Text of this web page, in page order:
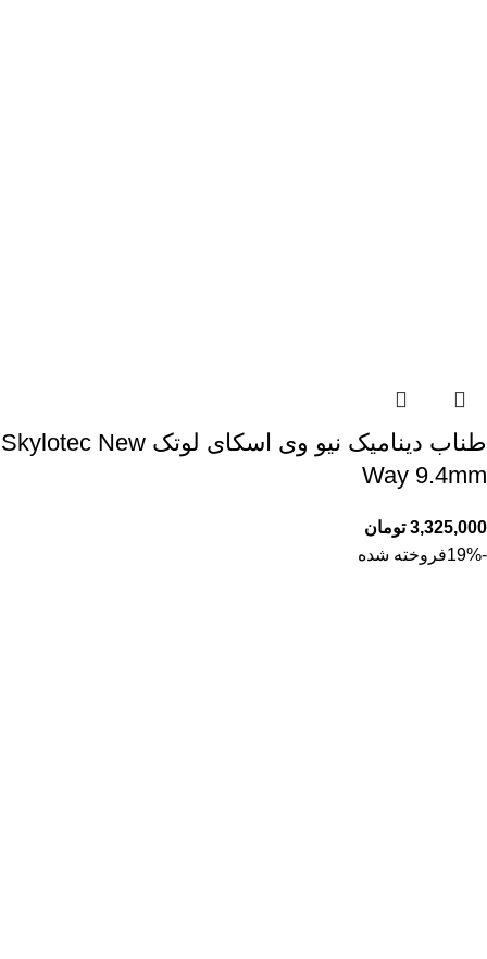
طناب دینامیک نیو وی اسکای لوتک Skylotec New
Way 9.4mm
3,325,000 تومان
-19%
فروخته شده